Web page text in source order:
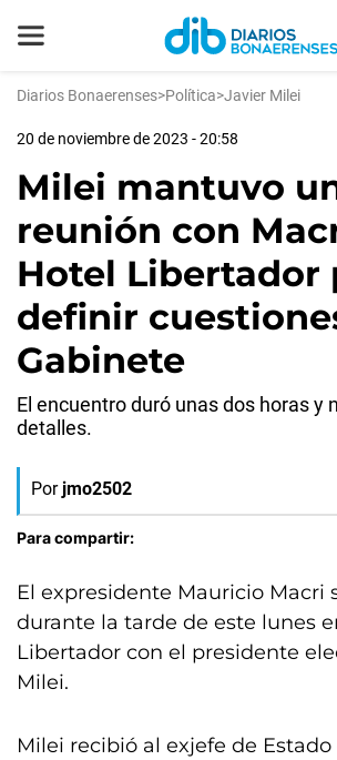
Diarios Bonaerenses>Política>Javier Milei
20 de noviembre de 2023 - 20:58
Milei mantuvo
reunión con
Hotel Libertador
definir
Gabinete
El encuentro duró unas dos horas y
detalles.
Por jmo2502
Para compartir:
El expresidente Mauricio Macri
durante la tarde de este lunes
Libertador con el presidente
Milei.
Milei recibió al exjefe de